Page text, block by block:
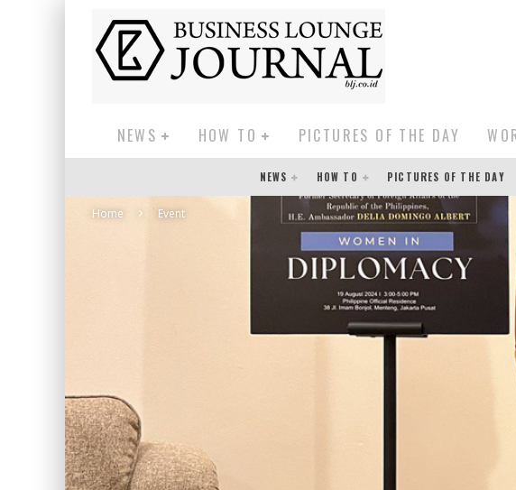
NEWS HOW TO PICTURES OF THE DAY
NEWS HOW TO PICTURES OF THE DAY
Home Event